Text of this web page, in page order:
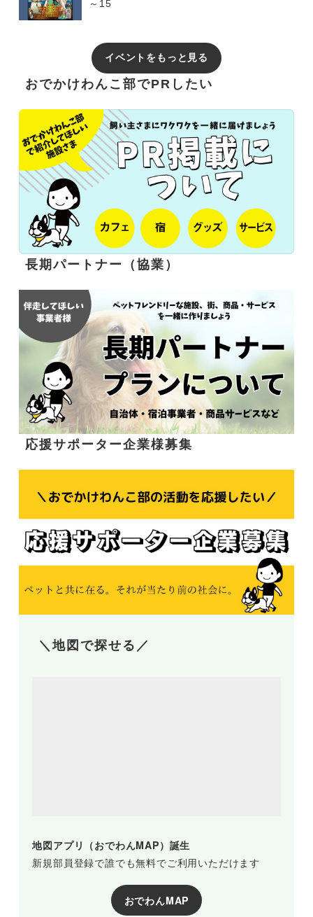
～15
イベントをもっと見る
おでかけわんこ部でPRしたい
長期パートナー（協業）
応援サポーター企業様募集
＼地図で探せる／
地図アプリ（おでわんMAP）誕生
新規部員登録で誰でも無料でご利用いただけます
おでわんMAP